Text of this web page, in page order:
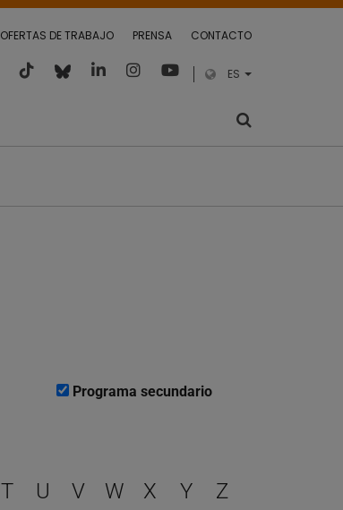
OFERTAS DE TRABAJO PRENSA CONTACTO
ES
Programa secundario
T U V W X Y Z